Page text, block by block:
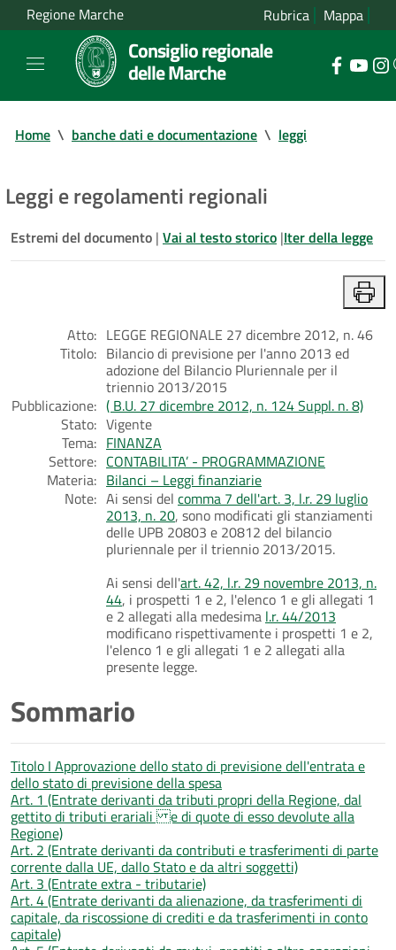
Regione Marche Rubrica Mappa
Consiglio regionale
delle Marche
Home \ banche dati e documentazione \ leggi
Leggi e regolamenti regionali
Estremi del documento | Vai al testo storico |Iter della legge
Atto: LEGGE REGIONALE 27 dicembre 2012, n. 46
Titolo: Bilancio di previsione per l'anno 2013 ed
adozione del Bilancio Pluriennale per il
triennio 2013/2015
Pubblicazione: ( B.U. 27 dicembre 2012, n. 124 Suppl. n. 8)
Stato: Vigente
Tema: FINANZA
Settore: CONTABILITA’ - PROGRAMMAZIONE
Materia: Bilanci – Leggi finanziarie
Note: Ai sensi del comma 7 dell'art. 3, l.r. 29 luglio
2013, n. 20, sono modificati gli stanziamenti
delle UPB 20803 e 20812 del bilancio
pluriennale per il triennio 2013/2015.
Ai sensi dell'art. 42, l.r. 29 novembre 2013, n.
44, i prospetti 1 e 2, l'elenco 1 e gli allegati 1
e 2 allegati alla medesima l.r. 44/2013
modificano rispettivamente i prospetti 1 e 2,
l'elenco 1 e gli allegati 1 e 2 allegati alla
presente legge.
Sommario
Titolo I Approvazione dello stato di previsione dell'entrata e
dello stato di previsione della spesa
Art. 1 (Entrate derivanti da tributi propri della Regione, dal
gettito di tributi erariali e di quote di esso devolute alla
Regione)
Art. 2 (Entrate derivanti da contributi e trasferimenti di parte
corrente dalla UE, dallo Stato e da altri soggetti)
Art. 3 (Entrate extra - tributarie)
Art. 4 (Entrate derivanti da alienazione, da trasferimenti di
capitale, da riscossione di crediti e da trasferimenti in conto
capitale)